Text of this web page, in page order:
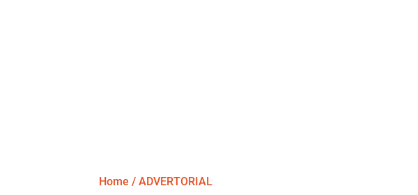
Home / ADVERTORIAL